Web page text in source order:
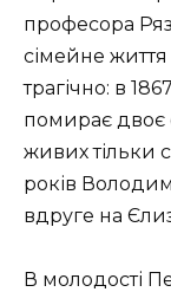
професора
сімейне
трагічно: в
помирає двоє
живих тільки
років
вдруге на
В молодості